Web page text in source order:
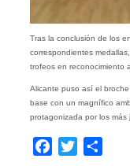
Tras la conclusión de los
correspondientes
trofeos en reconocimiento
Alicante puso así el
base con un magnífico
protagonizada por los más
Facebook
Twitter